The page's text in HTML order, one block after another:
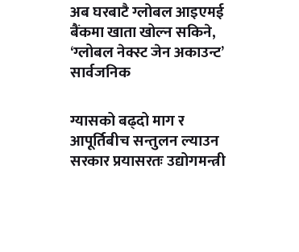
अब घरबाटै ग्लोबल आइएमई
बैंकमा खाता खोल्न सकिने,
‘ग्लोबल नेक्स्ट जेन अकाउन्ट’
सार्वजनिक
ग्यासको बढ्दो माग र
आपूर्तिबीच सन्तुलन ल्याउन
सरकार प्रयासरतः उद्योगमन्त्री